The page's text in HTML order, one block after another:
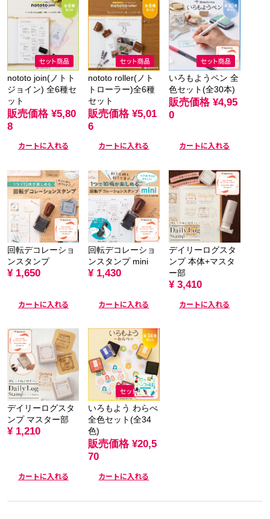
nototo join(ノトト
ジョイン) 全6種セ
ット
販売価格 ¥5,80
8
カートに入れる
nototo roller(ノト
トローラー)全6種
セット
販売価格 ¥5,01
6
カートに入れる
いろもようペン 全
色セット(全30本)
販売価格 ¥4,95
0
カートに入れる
回転デコレーショ
ンスタンプ
¥ 1,650
カートに入れる
回転デコレーショ
ンスタンプ mini
¥ 1,430
カートに入れる
デイリーログスタ
ンプ 本体+マスタ
ー部
¥ 3,410
カートに入れる
デイリーログスタ
ンプ マスター部
¥ 1,210
カートに入れる
いろもよう わらべ
全色セット(全34
色)
販売価格 ¥20,5
70
カートに入れる